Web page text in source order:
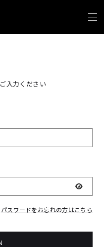
入力ください
表示
パスワードをお忘れの方はこちら